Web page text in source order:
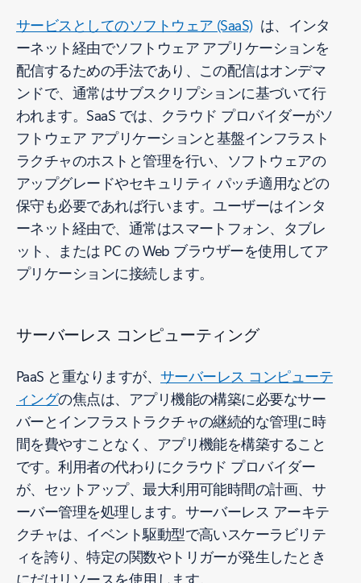
サービスとしてのソフトウェア (SaaS)は、インタ
ーネット経由でソフトウェア アプリケーションを
配信するための手法であり、この配信はオンデマ
ンドで、通常はサブスクリプションに基づいて行
われます。SaaS では、クラウド プロバイダーがソ
フトウェア アプリケーションと基盤インフラスト
ラクチャのホストと管理を行い、ソフトウェアの
アップグレードやセキュリティ パッチ適用などの
保守も必要であれば行います。ユーザーはインタ
ーネット経由で、通常はスマートフォン、タブレ
ット、または PC の Web ブラウザーを使用してア
プリケーションに接続します。
サーバーレス コンピューティング
PaaS と重なりますが、 サーバーレス コンピューテ
ィングの焦点は、アプリ機能の構築に必要なサー
バーとインフラストラクチャの継続的な管理に時
間を費やすことなく、アプリ機能を構築すること
です。利用者の代わりにクラウド プロバイダー
が、セットアップ、最大利用可能時間の計画、サ
ーバー管理を処理します。サーバーレス アーキテ
クチャは、イベント駆動型で高いスケーラビリテ
ィを誇り、特定の関数やトリガーが発生したとき